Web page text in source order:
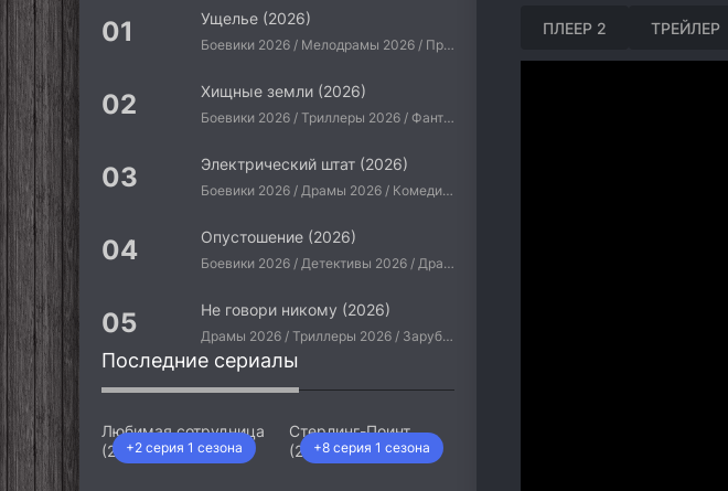
ПЛЕЕР 2 ТРЕЙЛЕР
Ущелье (2026)
Боевики 2026 / Мелодрамы 2026 / Приключения 2026 / Ужасы 2026 / Фантастические 2026 / Зарубежные фильмы 2026 / Американские фильмы / Фильмы 2026
Хищные земли (2026)
Боевики 2026 / Триллеры 2026 / Фантастические 2026 / Зарубежные фильмы 2026 / Американские фильмы / Фильмы 2026
Электрический штат (2026)
Боевики 2026 / Драмы 2026 / Комедии 2026 / Приключения 2026 / Фантастические 2026 / Зарубежные фильмы 2026 / Американские фильмы / Фильмы 2026
Опустошение (2026)
Боевики 2026 / Детективы 2026 / Драмы 2026 / Криминальные фильмы 2026 / Триллеры 2026 / Зарубежные фильмы 2026 / Американские фильмы / Фильмы 2026
Не говори никому (2026)
Драмы 2026 / Триллеры 2026 / Зарубежные фильмы 2026 / Американские фильмы / Фильмы 2026
Последние сериалы
+2 серия 1 сезона
Любимая сотрудница
(2026)
+8 серия 1 сезона
Стерлинг-Поинт
(2026)